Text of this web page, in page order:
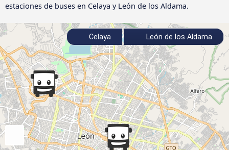
estaciones de buses en Celaya y León de los Aldama.
Celaya León de los Aldama